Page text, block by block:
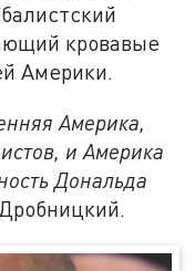
кровавые
Америки.
Америка,
и Америка
Дональда